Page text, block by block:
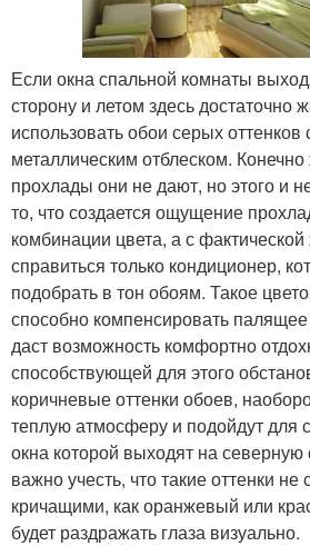
Если окна спальной комнаты
сторону и летом здесь достаточно
использовать обои серых
металлическим отблеском.
прохлады они не дают, но этого и
то, что создается ощущение
комбинации цвета, а с
справиться только кондиционер,
подобрать в тон обоям. Такое
способно компенсировать палящее
даст возможность комфортно
способствующей для этого
коричневые оттенки обоев,
теплую атмосферу и подойдут для
окна которой выходят на северную
важно учесть, что такие оттенки не
кричащими, как оранжевый или
будет раздражать глаза визуально.